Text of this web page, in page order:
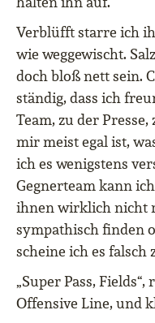
Verblüfft starre ich
wie weggewischt.
doch bloß nett sein.
ständig, dass ich
Team, zu der
mir meist egal ist,
ich es wenigstens
Gegnerteam kann
ihnen wirklich nicht
sympathisch finden
scheine ich es falsch
„Super Pass,
Offensive Line, und